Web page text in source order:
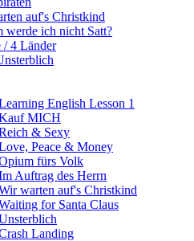
auf's Christkind
werde ich nicht Satt?
/ 4 Länder
English Lesson 1
MICH
& Sexy
Peace & Money
fürs Volk
Auftrag des Herrn
warten auf's Christkind
for Santa Claus
Landing